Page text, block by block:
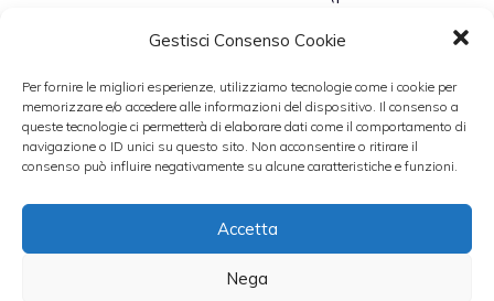
Gestisci Consenso Cookie
Per fornire le migliori esperienze, utilizziamo tecnologie come i cookie per
memorizzare e/o accedere alle informazioni del dispositivo. Il consenso a
queste tecnologie ci permetterà di elaborare dati come il comportamento di
navigazione o ID unici su questo sito. Non acconsentire o ritirare il
consenso può influire negativamente su alcune caratteristiche e funzioni.
Accetta
Nega
Dividere l’impasto in quattro parti uguali,
dargli una forma tondeggiante e poi
appiattirle. Disporre le uova sode su ciascun
disco e avvolgerle completamente, unendo e
facendo aderire bene tutte le parti